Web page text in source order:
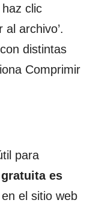
clic
al archivo’.
distintas
Comprimir
para
es
el sitio web